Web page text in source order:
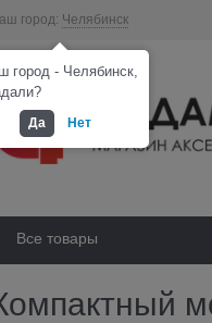
город: Челябинск
Все товары
город - Челябинск,
Да Нет